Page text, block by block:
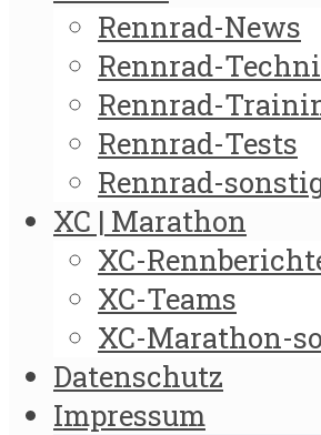
Rennrad-News
Rennrad-
Rennrad-
Rennrad-Tests
Rennrad-
XC | Marathon
XC-
XC-Teams
XC-Marathon-
Datenschutz
Impressum